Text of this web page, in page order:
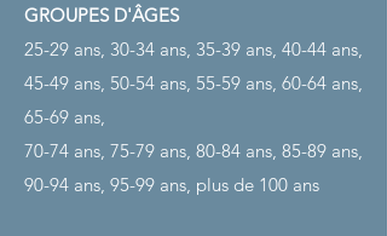
GROUPES D'ÂGES
25-29 ans, 30-34 ans, 35-39 ans, 40-44 ans,
45-49 ans, 50-54 ans, 55-59 ans, 60-64 ans,
65-69 ans,
70-74 ans, 75-79 ans, 80-84 ans, 85-89 ans,
90-94 ans, 95-99 ans, plus de 100 ans